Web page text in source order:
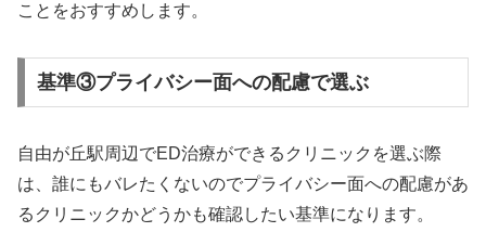
ことをおすすめします。
基準③プライバシー面への配慮で選ぶ
自由が丘駅周辺でED治療ができるクリニックを選ぶ際
は、誰にもバレたくないのでプライバシー面への配慮があ
るクリニックかどうかも確認したい基準になります。